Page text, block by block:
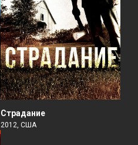
Страдание
2012, США